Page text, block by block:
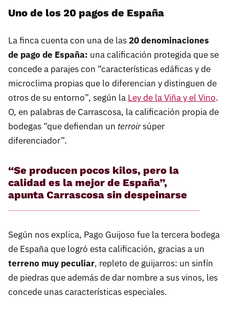
Uno de los 20 pagos de España
La finca cuenta con una de las 20 denominaciones
de pago de España: una calificación protegida que se
concede a parajes con “características edáficas y de
microclima propias que lo diferencian y distinguen de
otros de su entorno”, según la Ley de la Viña y el Vino.
O, en palabras de Carrascosa, la calificación propia de
bodegas “que defiendan un terroirsúper
diferenciador”.
“Se producen pocos kilos, pero la
calidad es la mejor de España”,
apunta Carrascosa sin despeinarse
Según nos explica, Pago Guijoso fue la tercera bodega
de España que logró esta calificación, gracias a un
terreno muy peculiar, repleto de guijarros: un sinfín
de piedras que además de dar nombre a sus vinos, les
concede unas características especiales.